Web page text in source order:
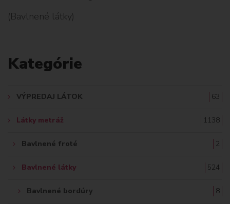
D
(Bavlnené látky)
Kategórie
VÝPREDAJ LÁTOK 63
Látky metráž 1138
Bavlnené froté 2
Bavlnené látky 524
Bavlnené bordúry 8